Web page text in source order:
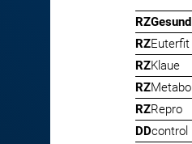
RZGesund
RZEuterfit
RZKlaue
RZMetabol
RZRepro
DDcontrol